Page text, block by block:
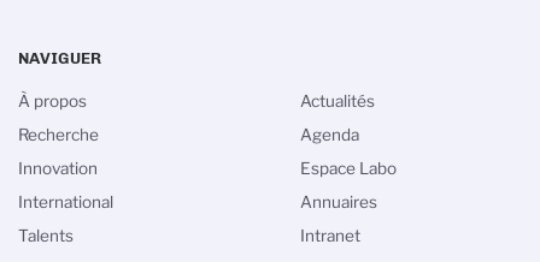
NAVIGUER
À propos
Recherche
Innovation
International
Talents
Actualités
Agenda
Espace Labo
Annuaires
Intranet